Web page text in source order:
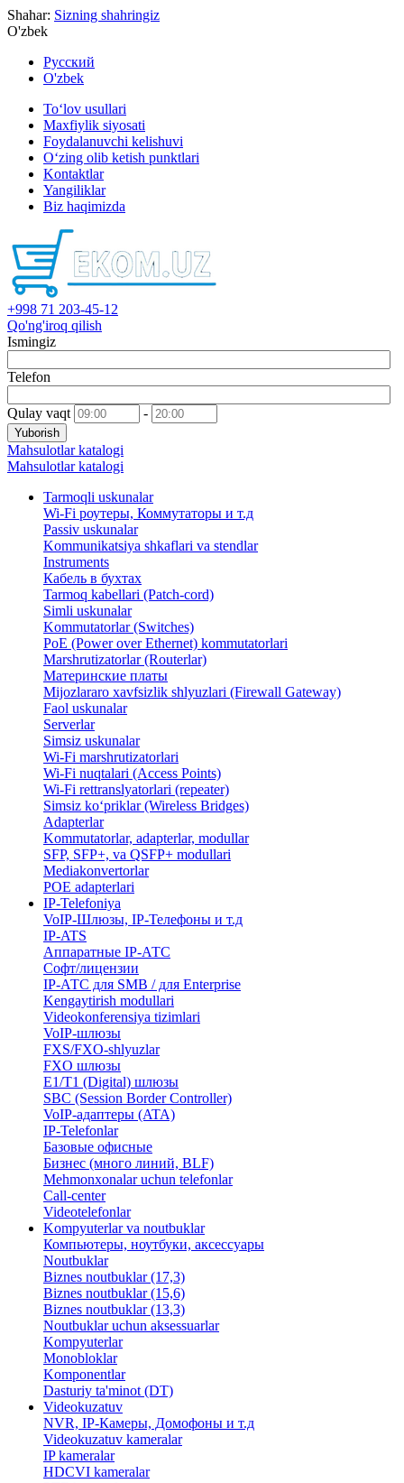
Shahar: Sizning shahringiz
O'zbek
Русский
O'zbek
To‘lov usullari
Maxfiylik siyosati
Foydalanuvchi kelishuvi
O‘zing olib ketish punktlari
Kontaktlar
Yangiliklar
Biz haqimizda
+998 71 203-45-12
Qo'ng'iroq qilish
Ismingiz
Telefon
Qulay vaqt -
Yuborish
Mahsulotlar katalogi
Mahsulotlar katalogi
Tarmoqli uskunalar
Wi-Fi роутеры, Коммутаторы и т.д
Passiv uskunalar
Kommunikatsiya shkaflari va stendlar
Instruments
Кабель в бухтах
Tarmoq kabellari (Patch-cord)
Simli uskunalar
Kommutatorlar (Switches)
PoE (Power over Ethernet) kommutatorlari
Marshrutizatorlar (Routerlar)
Материнские платы
Mijozlararo xavfsizlik shlyuzlari (Firewall Gateway)
Faol uskunalar
Serverlar
Simsiz uskunalar
Wi-Fi marshrutizatorlari
Wi-Fi nuqtalari (Access Points)
Wi-Fi rettranslyatorlari (repeater)
Simsiz ko‘priklar (Wireless Bridges)
Adapterlar
Kommutatorlar, adapterlar, modullar
SFP, SFP+, va QSFP+ modullari
Mediakonvertorlar
POE adapterlari
IP-Telefoniya
VoIP-Шлюзы, IP-Телефоны и т.д
IP-ATS
Аппаратные IP-АТС
Софт/лицензии
IP-АТС для SMB / для Enterprise
Kengaytirish modullari
Videokonferensiya tizimlari
VoIP-шлюзы
FXS/FXO-shlyuzlar
FXO шлюзы
E1/T1 (Digital) шлюзы
SBC (Session Border Controller)
VoIP-адаптеры (ATA)
IP-Telefonlar
Базовые офисные
Бизнес (много линий, BLF)
​Mehmonxonalar uchun telefonlar
Call-center
​Videotelefonlar
Kompyuterlar va noutbuklar
Компьютеры, ноутбуки, аксессуары
Noutbuklar
Biznes noutbuklar (17,3)
Biznes noutbuklar (15,6)
Biznes noutbuklar (13,3)
Noutbuklar uchun aksessuarlar
Kompyuterlar
Monobloklar
Komponentlar
Dasturiy ta'minot (DT)
Videokuzatuv
NVR, IP-Камеры, Домофоны и т.д
Videokuzatuv kameralar
IP kameralar
HDCVI kameralar